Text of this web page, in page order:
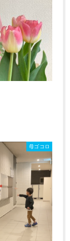
母ゴコロ